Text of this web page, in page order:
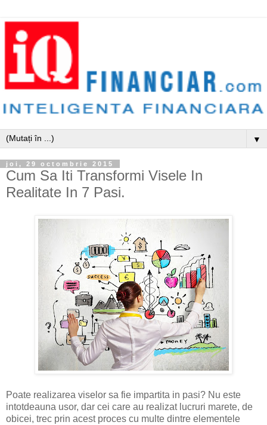
▼
joi, 29 octombrie 2015
Cum Sa Iti Transformi Visele In
Realitate In 7 Pasi.
Poate realizarea viselor sa fie impartita in pasi? Nu este
intotdeauna usor, dar cei care au realizat lucruri marete, de
obicei, trec prin acest proces cu multe dintre elementele